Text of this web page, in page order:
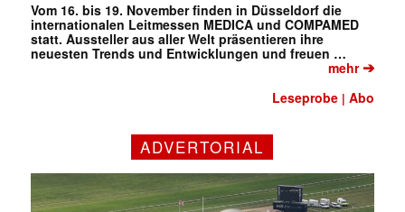
Vom 16. bis 19. November finden in Düsseldorf die
internationalen Leitmessen MEDICA und COMPAMED
statt. Aussteller aus aller Welt präsentieren ihre
neuesten Trends und Entwicklungen und freuen …
mehr➔
Leseprobe |Abo
ADVERTORIAL